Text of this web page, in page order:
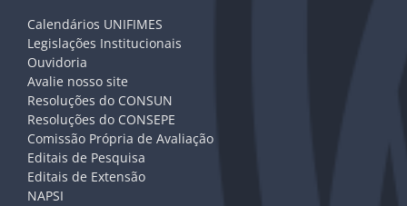
Calendários UNIFIMES
Legislações Institucionais
Ouvidoria
Avalie nosso site
Resoluções do CONSUN
Resoluções do CONSEPE
Comissão Própria de Avaliação
Editais de Pesquisa
Editais de Extensão
NAPSI